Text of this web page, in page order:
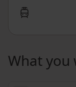
What you